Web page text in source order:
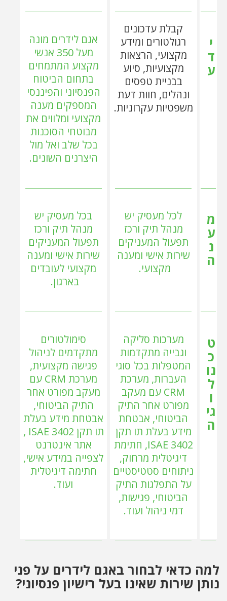
י
ד
ע
קבלת עדכונים
רגולטורים ומידע
מקצועי, הרצאות
מקצועיות, סיוע
בבניית טפסים
ונהלים, חוות דעת
משפטיות עקרוניות.
אגם לידרים מונה
מעל 350 אנשי
מקצוע המתמחים
בתחום הביטוח
הפנסיוני והפיננסי
המספקים מענה
מקצועי ומלווים את
מבוטחי הסוכנות
בכל שלב ואל מול
היצרנים השונים.
מ
ע
נ
ה
לכל מעסיק יש
מנהל תיק ורכז
תפעול המעניקים
שירות אישי ומענה
מקצועי.
בכל מעסיק יש
מנהל תיק ורכז
תפעול המעניקים
שירות אישי ומענה
מקצועי לעובדים
בארגון.
ט
כ
נו
ל
ו
גי
ה
מערכות סליקה
וגבייה מתקדמות
המטפלות בכל סוגי
העברות, מערכת
CRM עם מעקב
מפורט אחר התיק
הביטוחי, אבטחת
מידע בעלת תו תקן
ISAE 3402, חתימת
דיגיטלית מרחוק,
ניתוחים סטטיסטיים
על התפלגות התיק
הביטוחי, פגישות,
דמי ניהול ועוד.
סימולטורים
מתקדמים לניהול
פגישה מקצועית,
מערכת CRM עם
מעקב מפורט אחר
התיק הביטוחי,
אבטחת מידע בעלת
תו תקן ISAE 3402 ,
אתר אינטרנט
לצפייה במידע אישי,
חתימה דיגיטלית
ועוד.
למה כדאי לבחור באגם לידרים על פני
נותן שירות שאינו בעל רישיון פנסיוני?